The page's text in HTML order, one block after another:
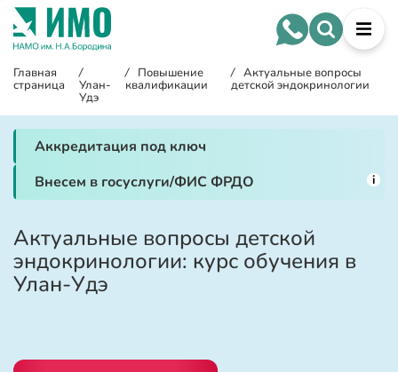
Главная
страница
/
Улан-
Удэ
/ Повышение
квалификации
/ Актуальные вопросы
детской эндокринологии
Аккредитация под ключ
Внесем в госуслуги/ФИС ФРДО
i
Актуальные вопросы детской
эндокринологии: курс обучения в
Улан-Удэ